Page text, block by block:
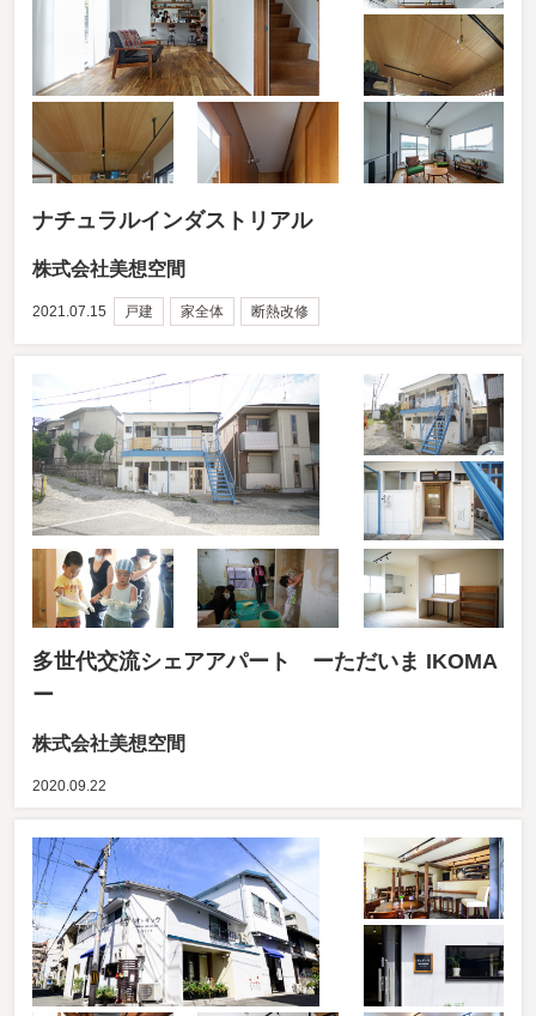
ナチュラルインダストリアル
株式会社美想空間
2021.07.15 戸建 家全体 断熱改修
多世代交流シェアアパート ーただいま IKOMA
ー
株式会社美想空間
2020.09.22